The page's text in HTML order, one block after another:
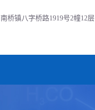
南桥镇八字桥路1919号2幢12层